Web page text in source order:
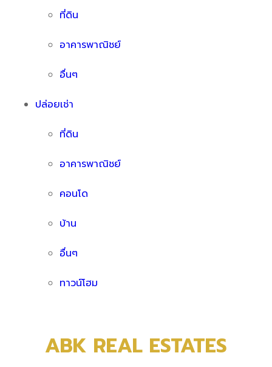
ที่ดิน
อาคารพาณิชย์
อื่นๆ
ปล่อยเช่า
ที่ดิน
อาคารพาณิชย์
คอนโด
บ้าน
อื่นๆ
ทาวน์โฮม
ABK REAL ESTATES